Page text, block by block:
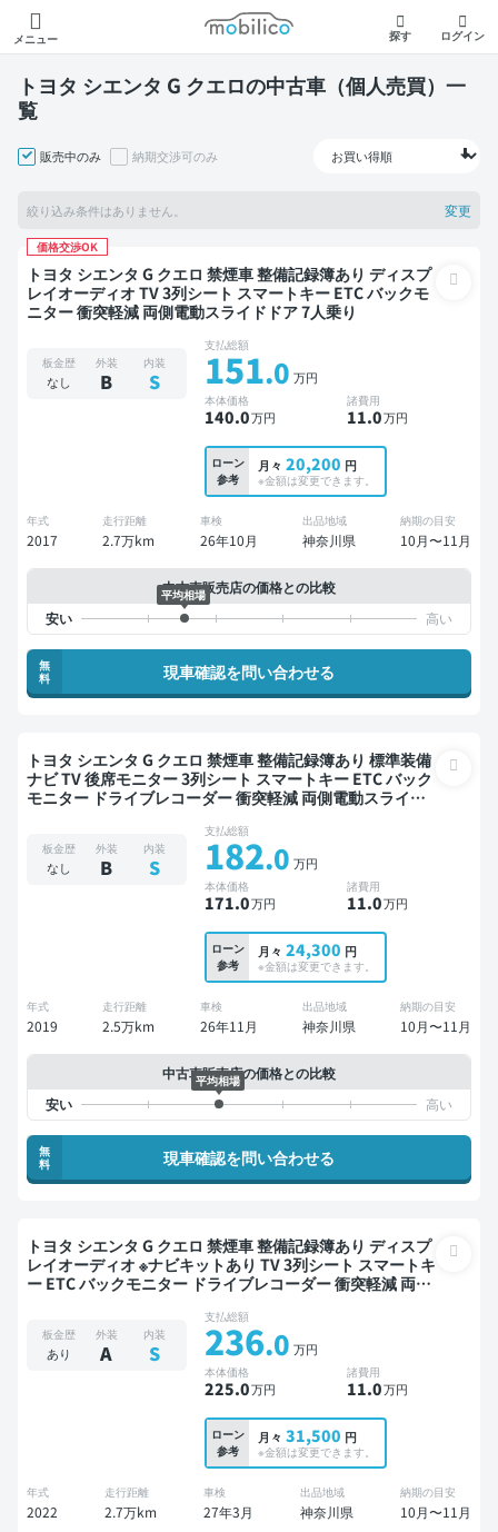
メニュー
モビリコ
探す ログイン
トヨタ シエンタ G クエロの中古車（個人売買）一
覧
販売中のみ 納期交渉可のみ
絞り込み条件はありません。 変更
価格交渉OK
トヨタ シエンタ G クエロ 禁煙車 整備記録簿あり ディスプ
レイオーディオ TV 3列シート スマートキー ETC バックモ
ニター 衝突軽減 両側電動スライドドア 7人乗り
板金歴
なし
外装
B
内装
S
支払総額
151.0 万円
本体価格
140.0万円
諸費用
11.0万円
ローン
参考
月々 20,200 円
※金額は変更できます。
年式
2017
走行距離
2.7万km
車検
26年10月
出品地域
神奈川県
納期の目安
10月〜11月
中古車販売店の価格との比較
平均相場
無
料
現車確認を問い合わせる
トヨタ シエンタ G クエロ 禁煙車 整備記録簿あり 標準装備
ナビ TV 後席モニター 3列シート スマートキー ETC バック
モニター ドライブレコーダー 衝突軽減 両側電動スライド
板金歴
なし
外装
B
内装
S
支払総額
182.0 万円
本体価格
171.0万円
諸費用
11.0万円
ローン
参考
月々 24,300 円
※金額は変更できます。
年式
2019
走行距離
2.5万km
車検
26年11月
出品地域
神奈川県
納期の目安
10月〜11月
中古車販売店の価格との比較
平均相場
無
料
現車確認を問い合わせる
トヨタ シエンタ G クエロ 禁煙車 整備記録簿あり ディスプ
レイオーディオ ※ナビキットあり TV 3列シート スマートキ
ー ETC バックモニター ドライブレコーダー 衝突軽減 両側
板金歴
あり
外装
A
内装
S
支払総額
236.0 万円
本体価格
225.0万円
諸費用
11.0万円
ローン
参考
月々 31,500 円
※金額は変更できます。
年式
2022
走行距離
2.7万km
車検
27年3月
出品地域
神奈川県
納期の目安
10月〜11月